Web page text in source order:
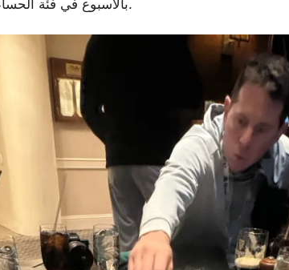
Room بالأسبوع في فئة الحساء بهامش مريح جدًا.